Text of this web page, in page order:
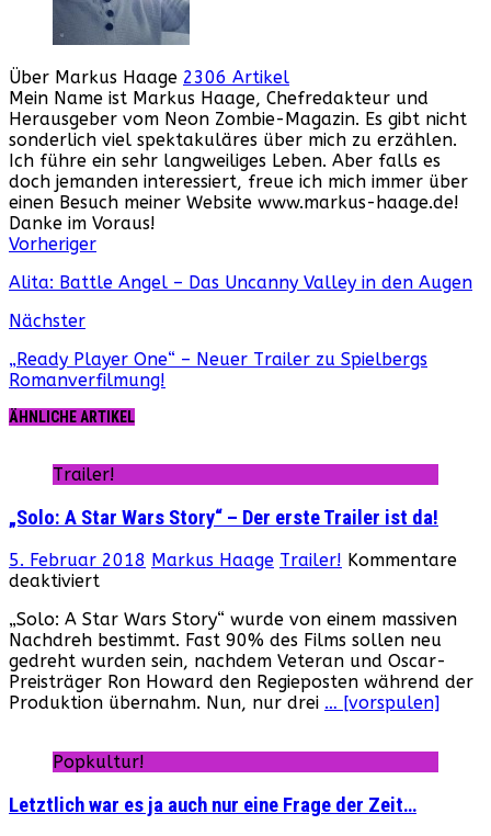
Über Markus Haage 2306 Artikel
Mein Name ist Markus Haage, Chefredakteur und
Herausgeber vom Neon Zombie-Magazin. Es gibt nicht
sonderlich viel spektakuläres über mich zu erzählen.
Ich führe ein sehr langweiliges Leben. Aber falls es
doch jemanden interessiert, freue ich mich immer über
einen Besuch meiner Website www.markus-haage.de!
Danke im Voraus!
Webseite
Facebook
Instagram
YouTube
Vorheriger
Alita: Battle Angel – Das Uncanny Valley in den Augen
Nächster
„Ready Player One“ – Neuer Trailer zu Spielbergs
Romanverfilmung!
ÄHNLICHE ARTIKEL
Trailer!
„Solo: A Star Wars Story“ – Der erste Trailer ist da!
5. Februar 2018 Markus Haage Trailer! Kommentare
deaktiviertfür
A
Star
Wars
Story“
–
erste
Trailer
da!
„Solo: A Star Wars Story“ wurde von einem massiven
Nachdreh bestimmt. Fast 90% des Films sollen neu
gedreht wurden sein, nachdem Veteran und Oscar-
Preisträger Ron Howard den Regieposten während der
Produktion übernahm. Nun, nur drei … [vorspulen]
Popkultur!
Letztlich war es ja auch nur eine Frage der Zeit…